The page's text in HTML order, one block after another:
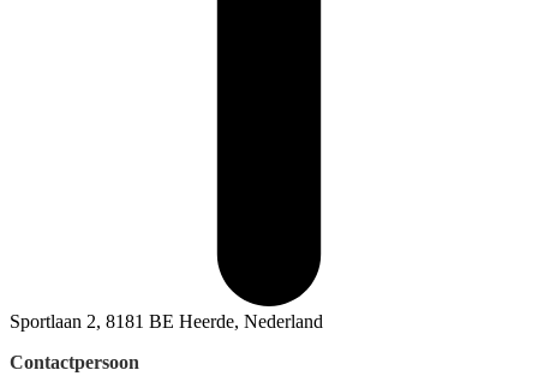
Sportlaan 2, 8181 BE Heerde, Nederland
Contactpersoon